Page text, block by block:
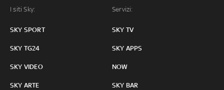
I siti Sky:
SKY SPORT
SKY TG24
SKY VIDEO
SKY ARTE
Servizi:
SKY TV
SKY APPS
NOW
SKY BAR